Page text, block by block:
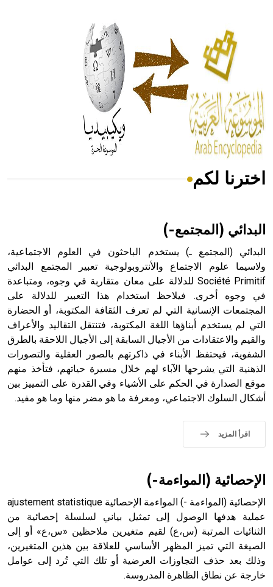
الحكم، الأدلة، تنظيم التغذية، ورسالته في جروح الرأس. ويعود
له الفضل بأنه حرر الطب من الدين والفلسفة.
- هل تعلم أن المرجان إفراز حيواني يتكون في البحر ويتركب
من مادة كربونات الكلسيوم، وهو أحمر أو شديد الحمرة وهو
أجود أنواعه، ويمتاز بكبر الحجم ويسمى الش
هل تعلم أن الأبسيد كلمة فرنسية اللفظ تم اعتمادها مصطلحاً
- هل تعلم أن أبجر Abgar اسم معروف جيداً يعود إلى عدد من
الملوك الذين حكموا مدينة إديسا (الرها) من أبجر الأول وحتى
التاسع، وهم ينتسبون إلى أسرة أوسروين
- هل تعلم أن الأبجدية الكنعانية تتألف من /22/ علامة كتابية
sign تكتب منفصلة غير متصلة، وتعتمد المبدأ الأكوروفوني،
حيث تقتصر القيمة الصوتية للعلامة الك
اخترنا لكم
البدائي (المجتمع-)
البدائي (المجتمع ـ) يستخدم الباحثون في العلوم الاجتماعية،
ولاسيما علوم الاجتماع والأنتروبولوجية تعبير المجتمع البدائي
Société Primitif للدلالة على معان متقاربة في وجوه، ومتباعدة
في وجوه أخرى. فيلاحظ استخدام هذا التعبير للدلالة على
المجتمعات الإنسانية التي لم تعرف الثقافة المكتوبة، أو الحضارة
التي لم يستخدم أبناؤها اللغة المكتوبة، فتنتقل التقاليد والأعراف
والقيم والاعتقادات من الأجيال السابقة إلى الأجيال اللاحقة بالطرق
الشفوية، فيحتفظ الأبناء في ذاكرتهم بالصور العقلية والتصورات
الذهنية التي يشرحها الآباء لهم خلال مسيرة حياتهم، فتأخذ منهم
موقع الصدارة في الحكم على الأشياء وفي القدرة على التمييز بين
أشكال السلوك الاجتماعي، ومعرفة ما هو مضر منها وما هو مفيد.
اقرأ المزيد
الإحصائية (المواءمة-)
الإحصائية (المواءمة -) المواءمة الإحصائية ajustement statistique
عملية هدفها الوصول إلى تمثيل بياني لسلسلة إحصائية من
الثنائيات المرتبة (س،ع) لقيم متغيرين ملاحظين «س،ع» أو إلى
الصيغة التي تميز المظهر الأساسي للعلاقة بين هذين المتغيرين،
وذلك بعد حذف التجاوزات العرضية أو تلك التي تُرد إلى عوامل
خارجة عن نطاق الظاهرة المدروسة.